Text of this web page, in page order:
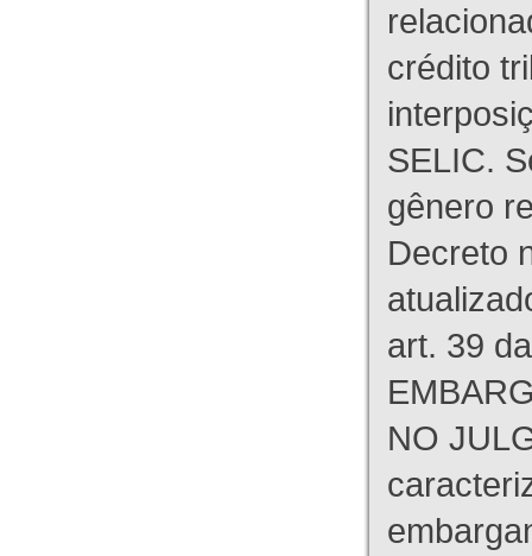
crédito
SELIC.
gênero
Decreto
art. 39
NO